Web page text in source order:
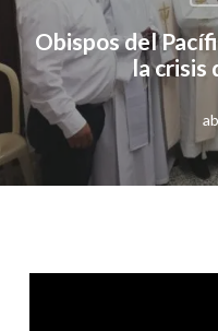
Obispos del
la crisis